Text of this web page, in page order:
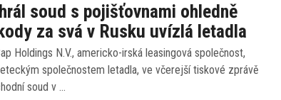
soud s pojišťovnami ohledně
za svá v Rusku uvízlá letadla
Holdings N.V., americko-irská leasingová společnost,
společnostem letadla, ve včerejší tiskové zprávě
soud v …